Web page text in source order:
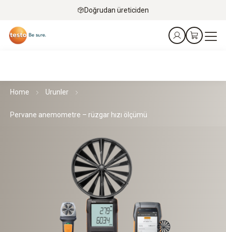
Doğrudan üreticiden
Home Urunler
Pervane anemometre – rüzgar hızı ölçümü